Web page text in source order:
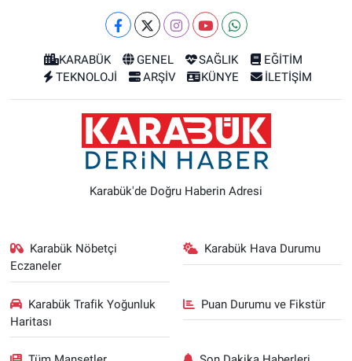
KARABÜK GENEL SAĞLIK
EĞİTİM
TEKNOLOJİ
ARŞİV KÜNYE İLETİŞİM
Karabük'de Doğru Haberin Adresi
Karabük Nöbetçi
Eczaneler
Karabük Hava Durumu
Karabük Trafik Yoğunluk
Haritası
Puan Durumu ve Fikstür